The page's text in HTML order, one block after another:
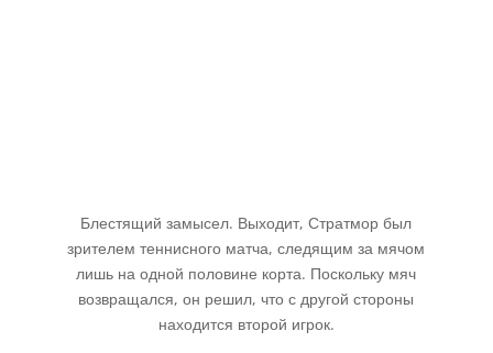
Блестящий замысел. Выходит, Стратмор был
зрителем теннисного матча, следящим за мячом
лишь на одной половине корта. Поскольку мяч
возвращался, он решил, что с другой стороны
находится второй игрок.